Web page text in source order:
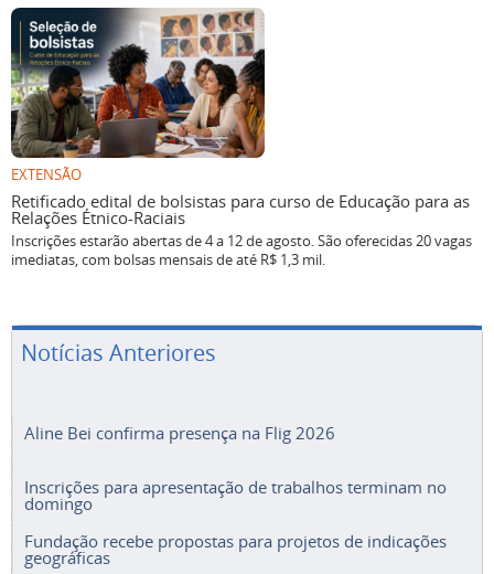
EXTENSÃO
Retificado edital de bolsistas para curso de Educação para as
Relações Étnico-Raciais
Inscrições estarão abertas de 4 a 12 de agosto. São oferecidas 20 vagas
imediatas, com bolsas mensais de até R$ 1,3 mil.
Notícias Anteriores
Aline Bei confirma presença na Flig 2026
Inscrições para apresentação de trabalhos terminam no
domingo
Fundação recebe propostas para projetos de indicações
geográficas